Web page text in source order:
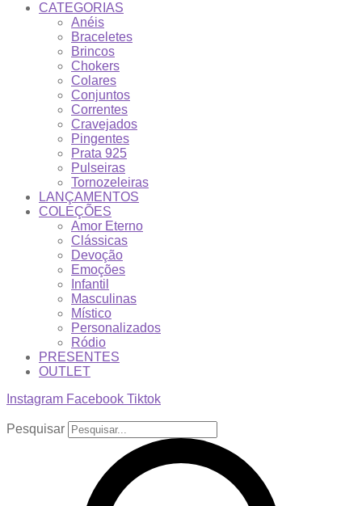
CATEGORIAS
Anéis
Braceletes
Brincos
Chokers
Colares
Conjuntos
Correntes
Cravejados
Pingentes
Prata 925
Pulseiras
Tornozeleiras
LANÇAMENTOS
COLEÇÕES
Amor Eterno
Clássicas
Devoção
Emoções
Infantil
Masculinas
Místico
Personalizados
Ródio
PRESENTES
OUTLET
Instagram Facebook Tiktok
Pesquisar